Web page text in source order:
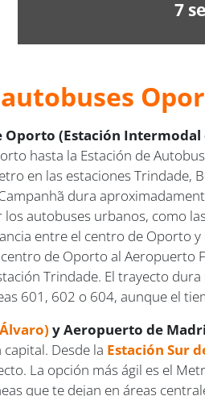
7
Oporto (Estación Intermodal
hasta la Estación de
en las estaciones Trindade,
dura
autobuses urbanos, como
entre el centro de Oporto
de Oporto al Aeropuerto
Trindade. El trayecto
601, 602 o 604, aunque el
y Aeropuerto de
Desde la Estación Sur
La opción más ágil es el
que te dejan en áreas